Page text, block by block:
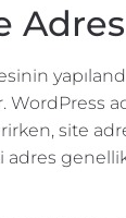
site